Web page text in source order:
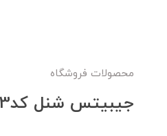
محصولات فروشگاه
جیبیتس شنل کدAC2073